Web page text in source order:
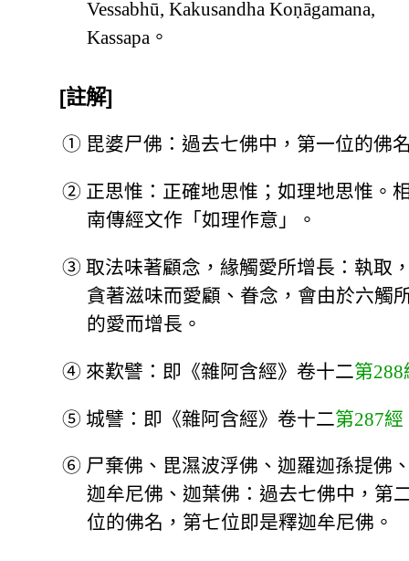
Vessabhū, Kakusandha Koṇāgamana,
Kassapa。
[註解]
① 毘婆尸佛：過去七佛中，第一位的佛
② 正思惟：正確地思惟；如理地思惟。
南傳經文作「如理作意」。
③ 取法味著顧念，緣觸愛所增長：執取
貪著滋味而愛顧、眷念，會由於六觸
的愛而增長。
④ 來歎譬：即《雜阿含經》卷十二第288
⑤ 城譬：即《雜阿含經》卷十二第287經
⑥ 尸棄佛、毘濕波浮佛、迦羅迦孫提佛
迦牟尼佛、迦葉佛：過去七佛中，第
位的佛名，第七位即是釋迦牟尼佛。